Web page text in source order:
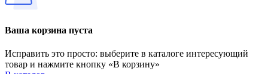
Ваша корзина пуста
Исправить это просто: выберите в каталоге интересующий
товар и нажмите кнопку «В корзину»